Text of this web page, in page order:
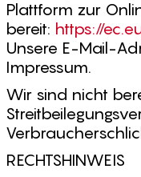
Plattform zur
bereit: https://
Unsere E-Mail-
Impressum.
Wir sind nicht
RECHTSHINWEIS